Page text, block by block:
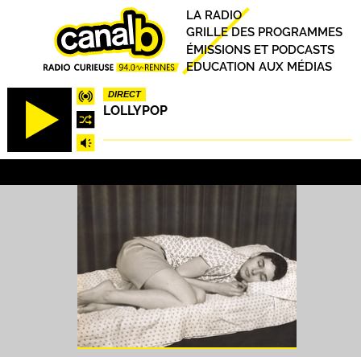
DIRECT
LOLLYPOP
Principal
LA RADIO
GRILLE DES PROGRAMMES
ÉMISSIONS ET PODCASTS
EDUCATION AUX MÉDIAS